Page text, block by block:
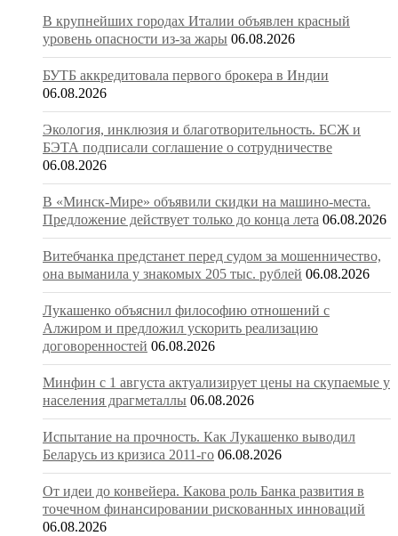
В крупнейших городах Италии объявлен красный
уровень опасности из-за жары 06.08.2026
БУТБ аккредитовала первого брокера в Индии
06.08.2026
Экология, инклюзия и благотворительность. БСЖ и
БЭТА подписали соглашение о сотрудничестве
06.08.2026
В «Минск-Мире» объявили скидки на машино-места.
Предложение действует только до конца лета 06.08.2026
Витебчанка предстанет перед судом за мошенничество,
она выманила у знакомых 205 тыс. рублей 06.08.2026
Лукашенко объяснил философию отношений с
Алжиром и предложил ускорить реализацию
договоренностей 06.08.2026
Минфин с 1 августа актуализирует цены на скупаемые у
населения драгметаллы 06.08.2026
Испытание на прочность. Как Лукашенко выводил
Беларусь из кризиса 2011-го 06.08.2026
От идеи до конвейера. Какова роль Банка развития в
точечном финансировании рискованных инноваций
06.08.2026